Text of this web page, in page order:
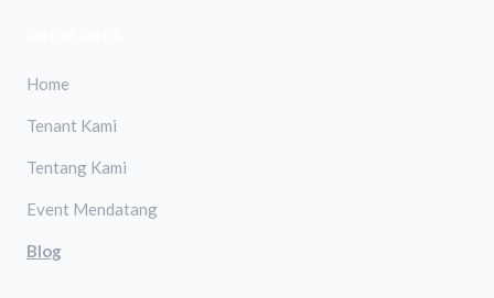
Home
Tenant Kami
Tentang Kami
Event Mendatang
Blog